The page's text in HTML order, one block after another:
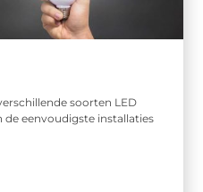
soorten LED
de eenvoudigste installaties